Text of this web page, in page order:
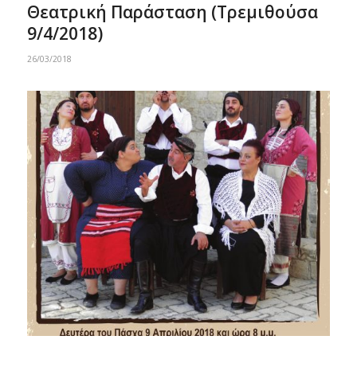
Θεατρική Παράσταση (Τρεμιθούσα
9/4/2018)
26/03/2018